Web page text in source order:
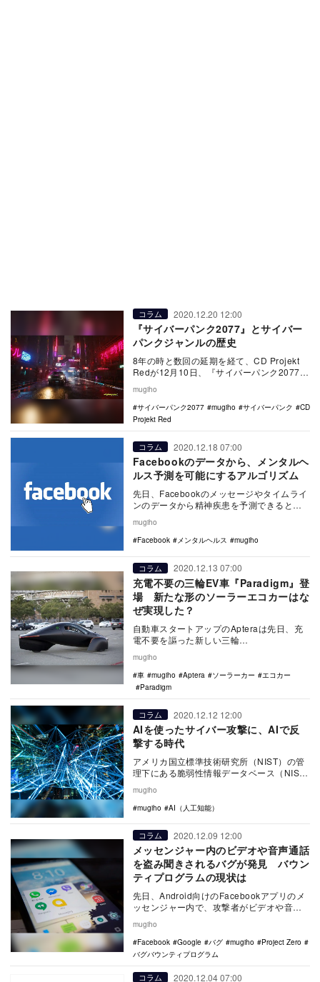
コラム 2020.12.20 12:00
『サイバーパンク2077』とサイバー
パンクジャンルの歴史
8年の時と数回の延期を経て、CD Projekt
Redが12月10日、『サイバーパンク2077』
mugiho
サイバーパンク2077
mugiho サイバーパンク
CD
Projekt Red
コラム 2020.12.18 07:00
Facebookのデータから、メンタルヘ
ルス予測を可能にするアルゴリズム
先日、Facebookのメッセージやタイムライ
ンのデータから精神疾患を予測できるとい
う研究が発表された。 過去にFacebo…
mugiho
Facebook
メンタルヘルス mugiho
コラム 2020.12.13 07:00
充電不要の三輪EV車『Paradigm』登
場 新たな形のソーラーエコカーはな
ぜ実現した？
自動車スタートアップのApteraは先日、充
電不要を謳った新しい三輪
最初…
mugiho
車
mugiho Aptera ソーラーカー
エコカー
Paradigm
コラム 2020.12.12 12:00
AIを使ったサイバー攻撃に、AIで反
撃する時代
アメリカ国立標準技術研究所（NIST）の管
理下にある脆弱性情報データベース（NIS）
の…
mugiho
mugiho
AI（人工知能）
コラム 2020.12.09 12:00
メッセンジャー内のビデオや音声通話
を盗み聞きされるバグが発見 バウン
ティプログラムの現状は
先日、Android向けのFacebookアプリのメ
ッセンジャー内で、攻撃者がビデオや音声
声…
mugiho
Facebook
Google バグ mugiho
Project Zero
バグバウンティプログラム
コラム 2020.12.04 07:00